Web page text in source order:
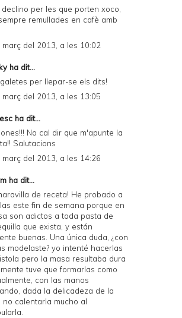
declino per les que porten xoco,
remullades en cafè amb
març del 2013, a les 10:02
ha dit...
per llepar-se els dits!
març del 2013, a les 13:05
ha dit...
No cal dir que m'apunte la
Salutacions
març del 2013, a les 14:26
ha dit...
de receta! He probado a
este fin de semana porque en
son adictos a toda pasta de
que exista, y están
buenas. Una única duda, ¿con
modelaste? yo intenté hacerlas
pero la masa resultaba dura
tuve que formarlas como
con las manos
dada la delicadeza de la
no calentarla mucho al